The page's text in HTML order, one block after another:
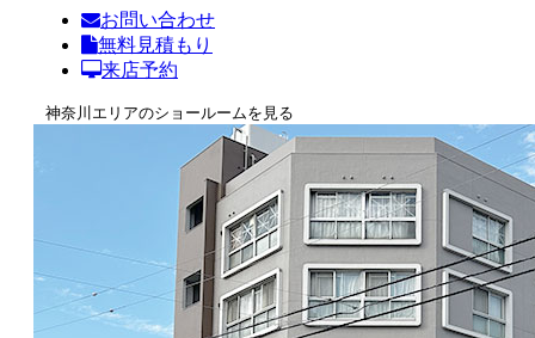
お問い合わせ
無料見積もり
来店予約
神奈川エリアのショールームを見る